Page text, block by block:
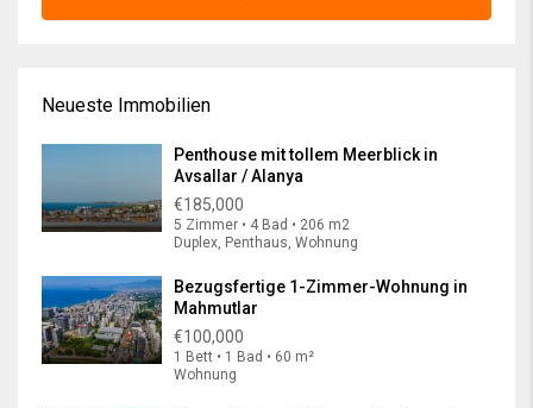
Neueste Immobilien
Penthouse mit tollem Meerblick in
Avsallar / Alanya
€185,000
5 Zimmer • 4 Bad • 206 m2
Duplex, Penthaus, Wohnung
Bezugsfertige 1-Zimmer-Wohnung in
Mahmutlar
€100,000
1 Bett • 1 Bad • 60 m²
Wohnung